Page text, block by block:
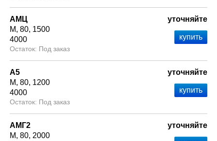
АМЦ
М 80 1500
4000
Под заказ
уточняйте
А5
М 80 1200
4000
Под заказ
уточняйте
АМГ2
М 80 2000
уточняйте